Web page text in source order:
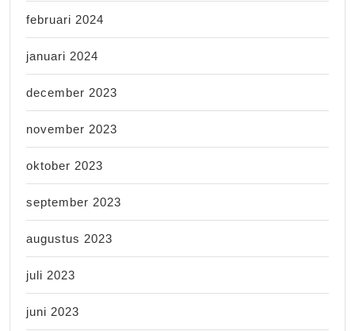
februari 2024
januari 2024
december 2023
november 2023
oktober 2023
september 2023
augustus 2023
juli 2023
juni 2023